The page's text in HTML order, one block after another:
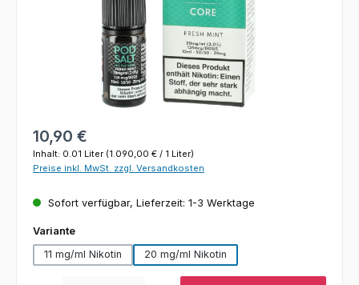
Regulärer Preis:
10,90 €
Inhalt: 0.01 Liter (1.090,00 € / 1 Liter)
Preise inkl. MwSt. zzgl. Versandkosten
Sofort verfügbar, Lieferzeit: 1-3 Werktage
Varianteauswählen
11 mg/ml Nikotin
20 mg/ml Nikotin